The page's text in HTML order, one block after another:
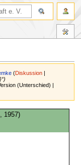
(Diskussion |
(Unterschied) |
, 1957)